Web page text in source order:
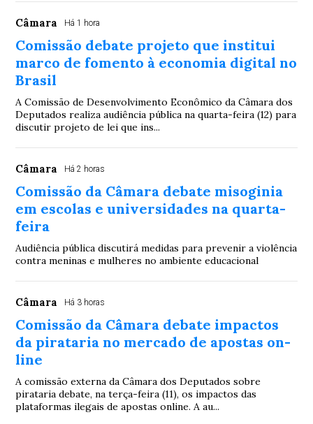
Câmara Há 1 hora
Comissão debate projeto que institui
marco de fomento à economia digital no
Brasil
A Comissão de Desenvolvimento Econômico da Câmara dos
Deputados realiza audiência pública na quarta-feira (12) para
discutir projeto de lei que ins...
Câmara Há 2 horas
Comissão da Câmara debate misoginia
em escolas e universidades na quarta-
feira
Audiência pública discutirá medidas para prevenir a violência
contra meninas e mulheres no ambiente educacional
Câmara Há 3 horas
Comissão da Câmara debate impactos
da pirataria no mercado de apostas on-
line
A comissão externa da Câmara dos Deputados sobre
pirataria debate, na terça-feira (11), os impactos das
plataformas ilegais de apostas online. A au...